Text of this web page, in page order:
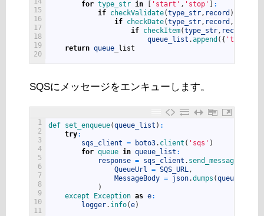
15
16
17
18
19
20
for type_str in 'start' , 'stop'
:
if checkValidate(type_str, record )
if checkDate(type_str, record ,
if checkItem(type_str, record
queue_list .append ( { 'type'
return queue list
SQSにメッセージをエンキューします。
1
2
3
4
5
6
7
8
9
10
11
def set_enqueue(queue_list ) :
try:
sqs_client = boto3. client ( 'sqs' )
for queue in queue_list :
response = sqs_client . send_message
QueueUrl = SQS_URL,
MessageBody = json.dumps (queue
)
except
Exception as e:
logger. info(e)